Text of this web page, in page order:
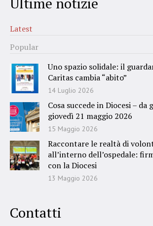
Latest
Popular
Uno spazio solidale: il
Caritas cambia “abito”
14 Luglio 2026
Cosa succede in Diocesi – da
giovedì 21 maggio 2026
15 Maggio 2026
Raccontare le realtà di
all’interno dell’ospedale:
con la Diocesi
13 Maggio 2026
Contatti